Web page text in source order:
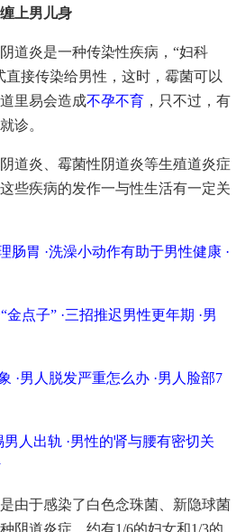
上男儿身
道炎是一种传染性疾病，“妇科
直接传染给男性，这时，霉菌可以
里易会造成不孕不育 ，只不过，有
诊。
道炎、霉菌性阴道炎等生殖道炎症
些疾病的发作一与性生活有一定关
肠胃 ·洗澡小动作有助于男性健康 ·
金点子” ·三招推迟男性更年期 ·男
·男人脱发严重怎么办 ·男人脸部7
男人出轨 ·男性的肾与腰有密切关
由于感染了白色念珠菌、新隐球菌
阴道炎症，约有1/6的妇女和1/3的